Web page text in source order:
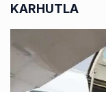
KARHUTLA